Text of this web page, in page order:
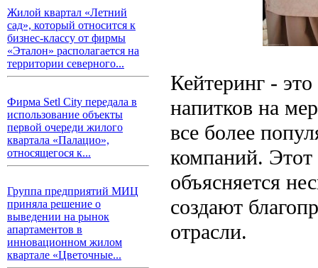
Жилой квартал «Летний
сад», который относится к
бизнес-классу от фирмы
«Эталон» располагается на
территории северного...
Фирма Setl City передала в
использование объекты
первой очереди жилого
квартала «Палацио»,
относящегося к...
Группа предприятий МИЦ
приняла решение о
выведении на рынок
апартаментов в
инновационном жилом
квартале «Цветочные...
Кейтеринг -
напитков на
все более
компаний. Этот
объясняется
создают
отрасли.